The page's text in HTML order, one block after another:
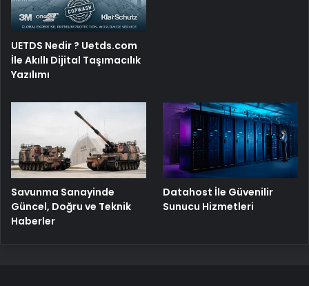
UETDS Nedir ? Uetds.com
İle Akıllı Dijital Taşımacılık
Yazılımı
Savunma Sanayinde
Güncel, Doğru ve Teknik
Haberler
Datahost İle Güvenilir
Sunucu Hizmetleri